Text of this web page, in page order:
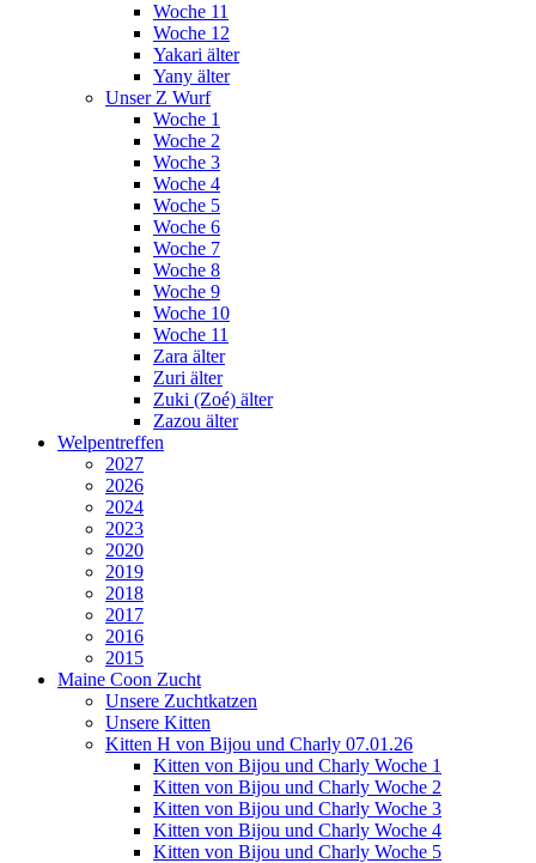
Woche 11
Woche 12
Yakari älter
Yany älter
Unser Z Wurf
Woche 1
Woche 2
Woche 3
Woche 4
Woche 5
Woche 6
Woche 7
Woche 8
Woche 9
Woche 10
Woche 11
Zara älter
Zuri älter
Zuki (Zoé) älter
Zazou älter
Welpentreffen
2027
2026
2024
2023
2020
2019
2018
2017
2016
2015
Maine Coon Zucht
Unsere Zuchtkatzen
Unsere Kitten
Kitten H von Bijou und Charly 07.01.26
Kitten von Bijou und Charly Woche 1
Kitten von Bijou und Charly Woche 2
Kitten von Bijou und Charly Woche 3
Kitten von Bijou und Charly Woche 4
Kitten von Bijou und Charly Woche 5